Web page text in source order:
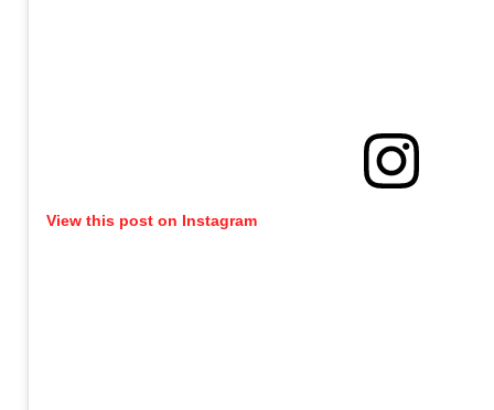
View this post on Instagram